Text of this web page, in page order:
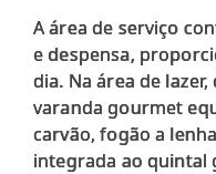
A área de serviço
e despensa,
dia. Na área de
varanda gourmet
carvão, fogão a
integrada ao quintal